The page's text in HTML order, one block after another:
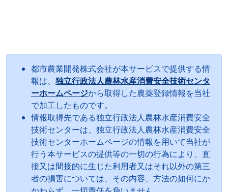
都市農業開発株式会社が本サービスで提供する情
報は、 独立行政法人農林水産消費安全技術センタ
ーホームページから取得した農薬登録情報を当社
で加工したものです。
情報取得先である独立行政法人農林水産消費安全
技術センターは、独立行政法人農林水産消費安全
技術センターホームページの情報を用いて当社が
行う本サービスの提供等の一切の行為により、直
接又は間接的に生じた利用者又はそれ以外の第三
者の損害については、その内容、方法の如何にか